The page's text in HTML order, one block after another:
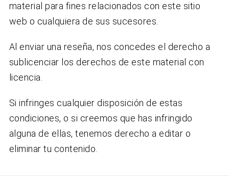
material para fines relacionados con este sitio
web o cualquiera de sus sucesores.
Al enviar una reseña, nos concedes el derecho a
sublicenciar los derechos de este material con
licencia.
Si infringes cualquier disposición de estas
condiciones, o si creemos que has infringido
alguna de ellas, tenemos derecho a editar o
eliminar tu contenido.